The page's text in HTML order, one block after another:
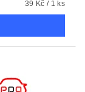
39 Kč / 1 ks